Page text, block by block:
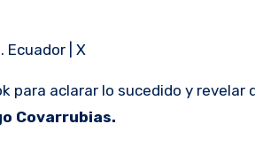
Ecuador | X
para aclarar lo sucedido y revelar
Covarrubias.